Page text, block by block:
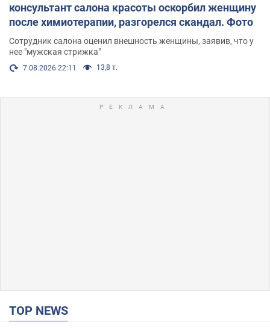
консультант салона красоты оскорбил женщину
после химиотерапии, разгорелся скандал. Фото
Сотрудник салона оценил внешность женщины, заявив, что у
нее "мужская стрижка"
7.08.2026 22:11 13,8 т.
TOP NEWS